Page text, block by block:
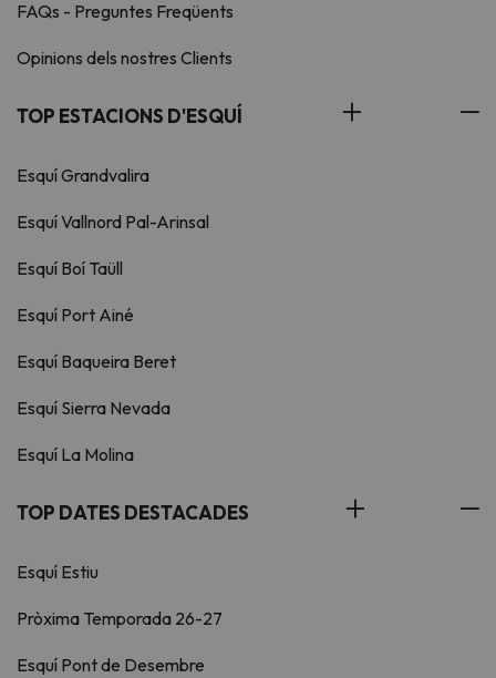
FAQs - Preguntes Freqüents
Opinions dels nostres Clients
TOP ESTACIONS D'ESQUÍ
Esquí Grandvalira
Esquí Vallnord Pal-Arinsal
Esquí Boí Taüll
Esquí Port Ainé
Esquí Baqueira Beret
Esquí Sierra Nevada
Esquí La Molina
TOP DATES DESTACADES
Esquí Estiu
Pròxima Temporada 26-27
Esquí Pont de Desembre